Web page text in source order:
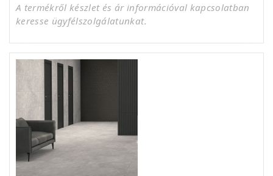
A termékről készlet és ár információval kapcsolatban
keresse ügyfélszolgálatunkat.